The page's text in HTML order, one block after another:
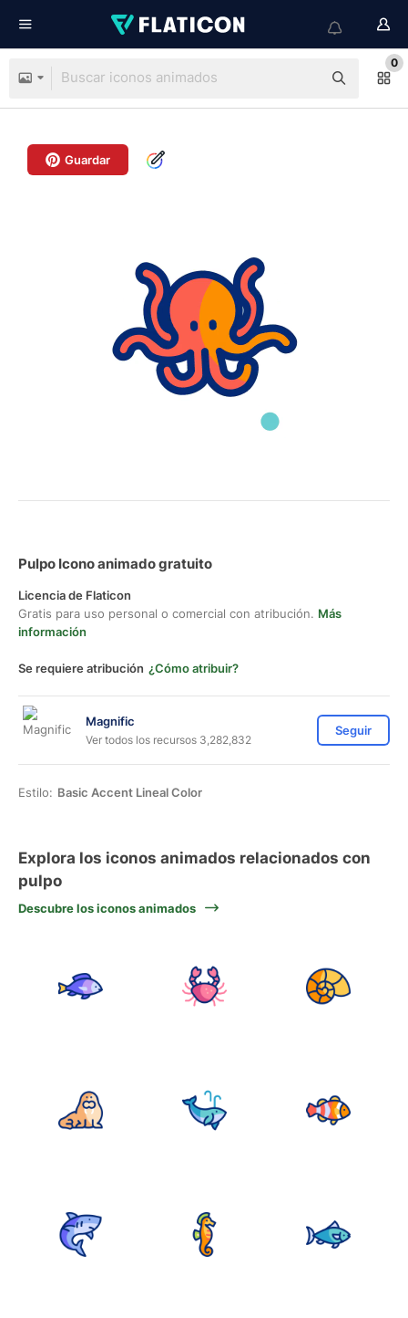
0
Guardar
Pulpo Icono animado gratuito
Licencia de Flaticon
Gratis para uso personal o comercial con atribución. Más
información
Se requiere atribución ¿Cómo atribuir?
Magnific
Ver todos los recursos 3,282,832
Seguir
Estilo: Basic Accent Lineal Color
Explora los iconos animados relacionados con
pulpo
Descubre los iconos animados